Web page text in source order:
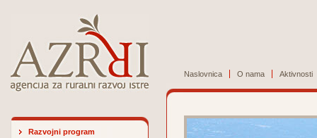
Naslovnica O nama Aktivnosti
Razvojni program